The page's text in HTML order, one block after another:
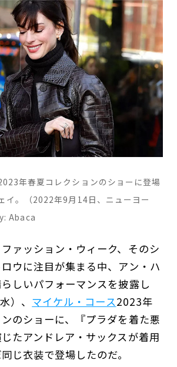
年春夏コレクションのショーに登場
イ。（2022年9月14日、ニューヨー
Abaca
ァッション・ウィーク、そのシ
ウに注目が集まる中、アン・ハ
しいパフォーマンスを披露し
）、 マイケル・コース2023年
のショーに、『プラダを着た悪
たアンドレア・サックスが着用
じ衣装で登場したのだ。